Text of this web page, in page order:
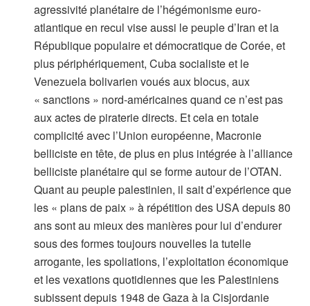
agressivité planétaire de l’hégémonisme euro-
atlantique en recul vise aussi le peuple d’Iran et la
République populaire et démocratique de Corée, et
plus périphériquement, Cuba socialiste et le
Venezuela bolivarien voués aux blocus, aux
« sanctions » nord-américaines quand ce n’est pas
aux actes de piraterie directs. Et cela en totale
complicité avec l’Union européenne, Macronie
belliciste en tête, de plus en plus intégrée à l’alliance
belliciste planétaire qui se forme autour de l’OTAN.
Quant au peuple palestinien, il sait d’expérience que
les « plans de paix » à répétition des USA depuis 80
ans sont au mieux des manières pour lui d’endurer
sous des formes toujours nouvelles la tutelle
arrogante, les spoliations, l’exploitation économique
et les vexations quotidiennes que les Palestiniens
subissent depuis 1948 de Gaza à la Cisjordanie